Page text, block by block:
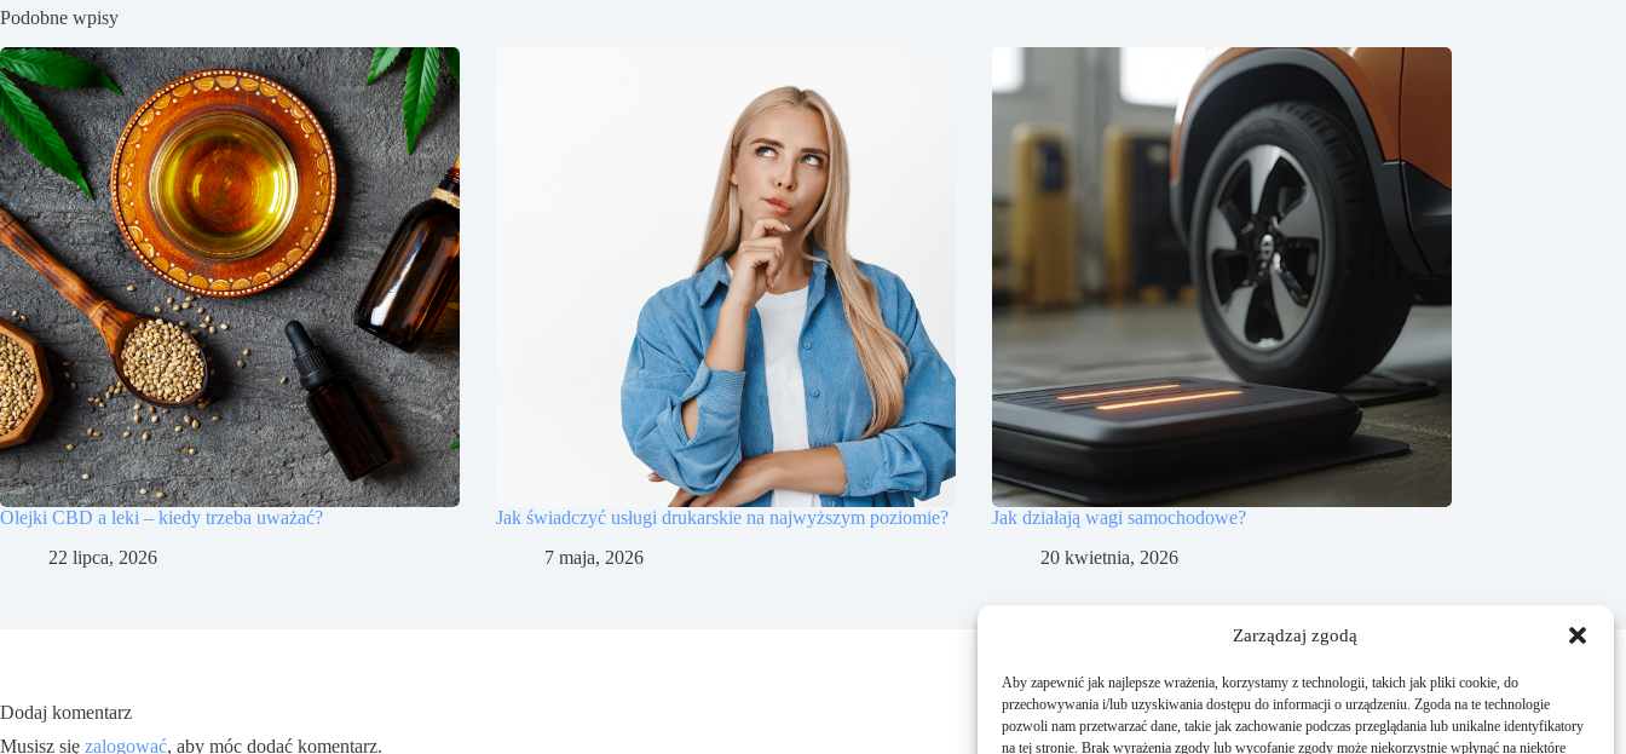
Zarządzaj zgodą
Aby zapewnić jak najlepsze wrażenia, korzystamy z technologii, takich jak pliki cookie, do
przechowywania i/lub uzyskiwania dostępu do informacji o urządzeniu. Zgoda na te technologie
pozwoli nam przetwarzać dane, takie jak zachowanie podczas przeglądania lub unikalne identyfikatory
na tej stronie. Brak wyrażenia zgody lub wycofanie zgody może niekorzystnie wpłynąć na niektóre
Podobne wpisy
Olejki CBD a leki – kiedy trzeba uważać?
22 lipca, 2026
Jak świadczyć usługi drukarskie na najwyższym poziomie?
7 maja, 2026
Jak działają wagi samochodowe?
20 kwietnia, 2026
Dodaj komentarz
Musisz się zalogować, aby móc dodać komentarz.